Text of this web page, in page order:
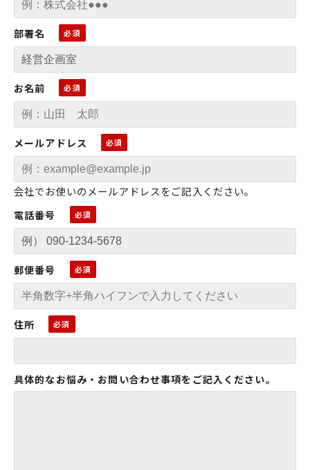
部署名
お名前
メールアドレス
会社でお使いのメールアドレスをご記入ください。
電話番号
郵便番号
住所
具体的なお悩み・お問い合わせ事項をご記入ください。